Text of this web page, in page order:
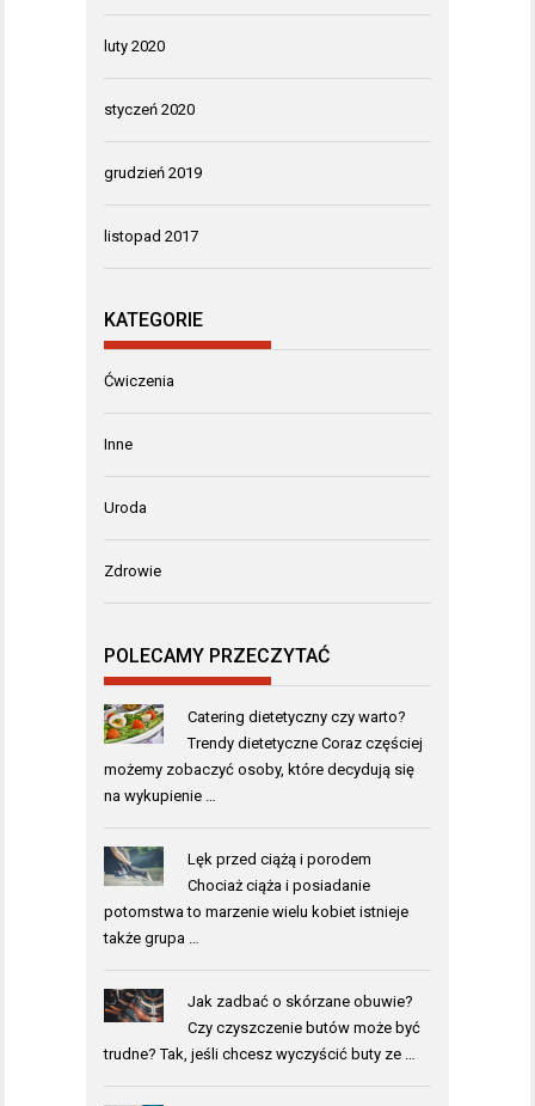
luty 2020
styczeń 2020
grudzień 2019
listopad 2017
KATEGORIE
Ćwiczenia
Inne
Uroda
Zdrowie
POLECAMY PRZECZYTAĆ
Catering dietetyczny czy warto?
Trendy dietetyczne Coraz częściej
możemy zobaczyć osoby, które decydują się
na wykupienie …
Lęk przed ciążą i porodem
Chociaż ciąża i posiadanie
potomstwa to marzenie wielu kobiet istnieje
także grupa …
Jak zadbać o skórzane obuwie?
Czy czyszczenie butów może być
trudne? Tak, jeśli chcesz wyczyścić buty ze …